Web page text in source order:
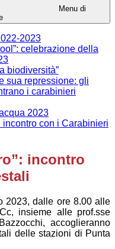
Menu di
2023
celebrazione della
biodiversità”
sua repressione: gli
i carabinieri
2023
incontro con i Carabinieri
incontro
2023, dalle ore 8.00 alle
insieme alle prof.sse
accoglieranno
delle stazioni di Punta